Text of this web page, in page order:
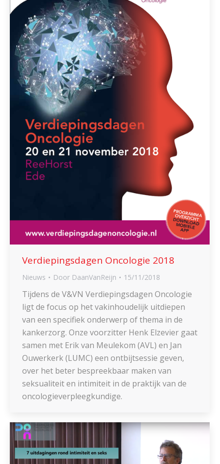
Verdiepingsdagen Oncologie 2018
Nieuws Door DaanVanReijn 15/11/2018
Tijdens de V&VN Verdiepingsdagen Oncologie
ligt de focus op het vakinhoudelijk uitdiepen
van een specifiek onderwerp of thema in de
kankerzorg. Onze voorzitter Henk Elzevier gaat
samen met Erik van Meulekom (AVL) en Jan
Ouwerkerk (LUMC) een ontbijtsessie geven,
over het beter bespreekbaar maken van
seksualiteit en intimiteit in de praktijk van de
oncologieverpleegkundige.